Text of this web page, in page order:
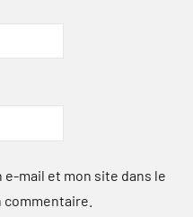
mail et mon site dans le